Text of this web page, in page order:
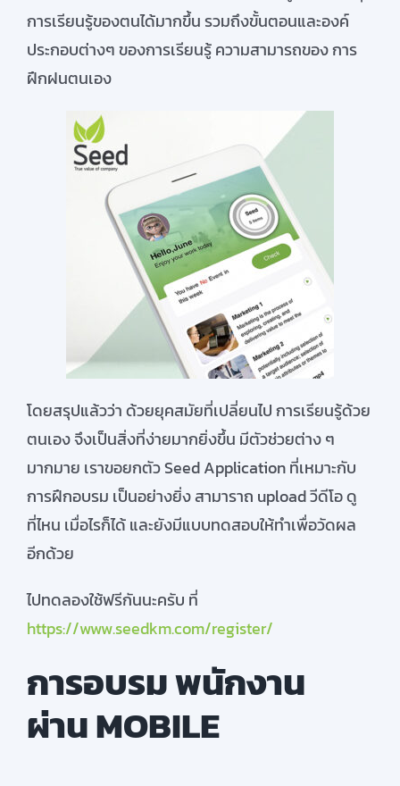
การเรียนรู้ของตนได้มากขึ้น รวมถึงขั้นตอนและองค์
ประกอบต่างๆ ของการเรียนรู้ ความสามารถของ การ
ฝึกฝนตนเอง
โดยสรุปแล้วว่า ด้วยยุคสมัยที่เปลี่ยนไป การเรียนรู้ด้วย
ตนเอง จึงเป็นสิ่งที่ง่ายมากยิ่งขึ้น มีตัวช่วยต่าง ๆ
มากมาย เราขอยกตัว Seed Application ที่เหมาะกับ
การฝึกอบรม เป็นอย่างยิ่ง สามาราถ upload วีดีโอ ดู
ที่ไหน เมื่อไรก็ได้ และยังมีแบบทดสอบให้ทำเพื่อวัดผล
อีกด้วย
ไปทดลองใช้ฟรีกันนะครับ ที่
https://www.seedkm.com/register/
การอบรม พนักงาน
ผ่าน MOBILE